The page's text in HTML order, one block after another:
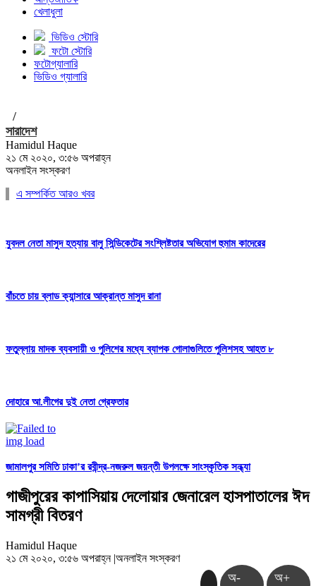
খেলাধুলা
ভিডিও স্টোরি
ফটো স্টোরি
ফটোগ্যালারি
ভিডিও গ্যালারি
/
সারাদেশ
Hamidul Haque
২১ মে ২০২০, ৩:৫৬ অপরাহ্ন
অনলাইন সংস্করণ
এ সম্পর্কিত আরও খবর
যুবদল নেতা মাসুদ হত্যায় বালু সিন্ডিকেটের সংশ্লিষ্টতার অভিযোগ হুমাম কাদেরের
বাঁচতে চায় ব্লাড ক্যান্সারে আক্রান্ত মাসুদ রানা
ফতুল্লায় মাদক ব্যবসায়ী ও পুলিশের মধ্যে ব্যাপক গোলাগুলিতে পুলিশসহ আহত ৮
দোহারে আ.লীগের দুই নেতা গ্রেফতার
জামালপুর সমিতি ঢাকা’র রবীন্দ্র-নজরুল জয়ন্তী উপলক্ষে সাংস্কৃতিক সন্ধ্যা
গাজীপুরের কাপাসিয়ায় দেলোয়ার জেনারেল হাসপাতালের ঈদ
সামগ্রী বিতরণ
Hamidul Haque
২১ মে ২০২০, ৩:৫৬ অপরাহ্ন |অনলাইন সংস্করণ
অ- অ+